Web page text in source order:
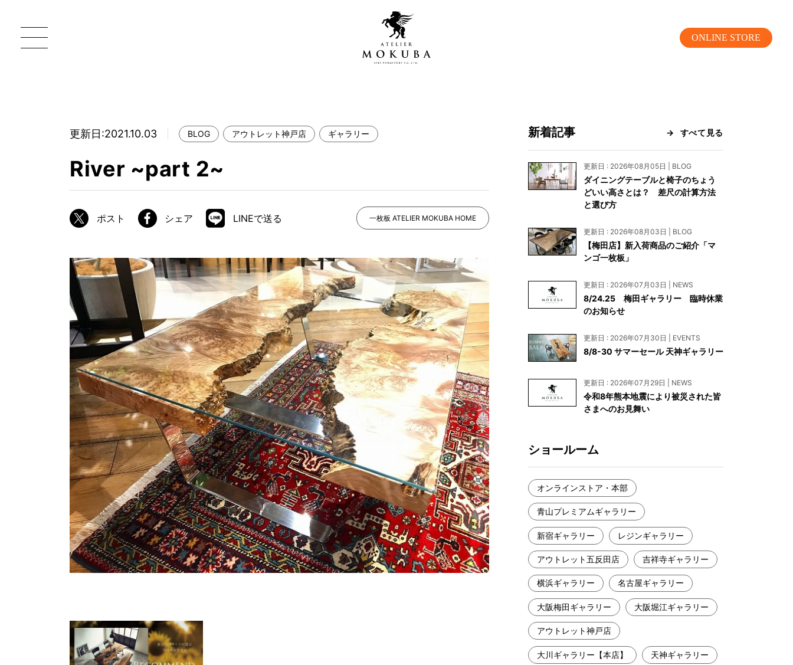
ONLINE STORE
製造工程
加工技術
商品情報
ATELIER MOKUBAの一枚板テーブル
ATELIER MOKUBAの一枚板×異素材
特別なダイニングチェア
一枚板用のテーブル脚
樹種紹介
コーディネート集
メンテナンス方法
吉祥寺ギャラリー
名古屋ギャラリー
大阪梅田ギャラリー
アウトレット神戸店
大川ギャラリー【本店】
天神ギャラリー
公式オンラインストア
WEBカタログ
納品事例
納品事例（住宅・インテリア）
納品事例（店舗・オフィス）
お客様の声
コーディネート集
INFORMATION
NEWS
EVENT
BLOG
メディア美術協力実績
よくあるご質問
お問い合わせ
資料請求
工務店様・設計会社様向けお問い合わせ
一枚板買い取りに関して
更新日:2021.10.03 BLOG アウトレット神戸店 ギャラリー
River ~part 2~
ポスト シェア LINEで送る 一枚板 ATELIER MOKUBA HOME
新着記事 すべて見る
更新日 : 2026年08月05日 | BLOG
ダイニングテーブルと椅子のちょう
どいい高さとは？ 差尺の計算方法
と選び方
更新日 : 2026年08月03日 | BLOG
【梅田店】新入荷商品のご紹介「マ
ンゴ一枚板」
更新日 : 2026年07月03日 | NEWS
8/24.25 梅田ギャラリー 臨時休業
のお知らせ
更新日 : 2026年07月30日 | EVENTS
8/8-30 サマーセール 天神ギャラリー
更新日 : 2026年07月29日 | NEWS
令和8年熊本地震により被災された皆
さまへのお見舞い
ショールーム
オンラインストア・本部
青山プレミアムギャラリー
新宿ギャラリー レジンギャラリー
アウトレット五反田店 吉祥寺ギャラリー
横浜ギャラリー 名古屋ギャラリー
大阪梅田ギャラリー 大阪堀江ギャラリー
アウトレット神戸店
大川ギャラリー【本店】 天神ギャラリー